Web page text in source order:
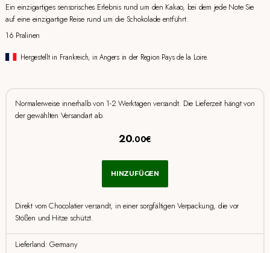
Ein einzigartiges sensorisches Erlebnis rund um den Kakao, bei dem jede Note Sie
auf eine einzigartige Reise rund um die Schokolade entführt.
16 Pralinen
Hergestellt in Frankreich, in Angers in der Region Pays de la Loire.
Normalerweise innerhalb von 1-2 Werktagen versandt. Die Lieferzeit hängt von
der gewählten Versandart ab.
20.00€
HINZUFÜGEN
Direkt vom Chocolatier versandt, in einer sorgfältigen Verpackung, die vor
Stößen und Hitze schützt.
Lieferland: Germany